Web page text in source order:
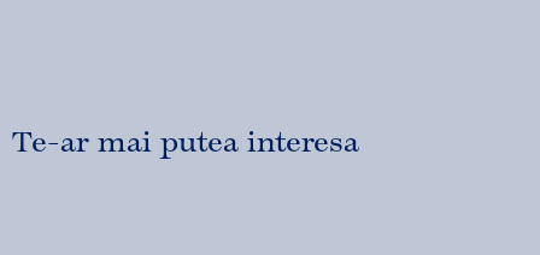
Te-ar mai putea interesa